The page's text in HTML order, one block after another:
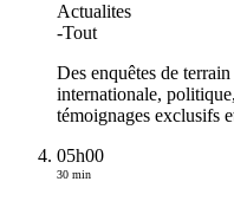
Actualites
-Tout
Des enquêtes de
internationale,
témoignages exclusifs
05h00
30 min